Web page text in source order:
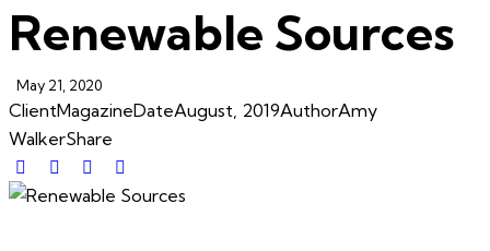
Renewable Sources
May 21, 2020
ClientMagazineDateAugust, 2019AuthorAmy
WalkerShare